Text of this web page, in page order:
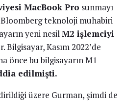
MacBook Pro sunmayı
Bloomberg teknoloji muhabiri
yeni nesil M2 işlemciyi
Bilgisayar, Kasım 2022’de
önce bu bilgisayarın M1
edilmişti.
üzere Gurman, şimdi de